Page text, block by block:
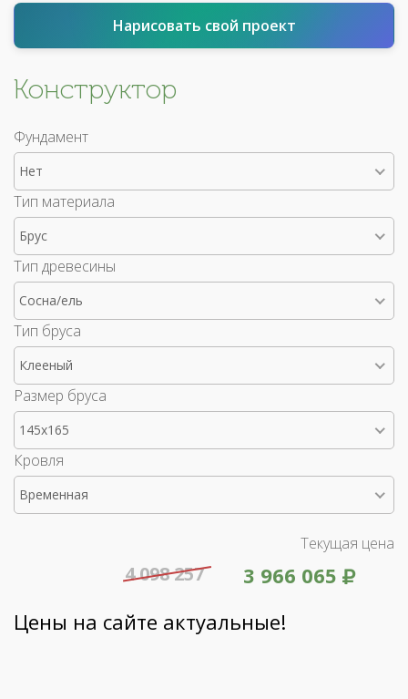
Нарисовать свой проект
Конструктор
Фундамент
Нет
Тип материала
Брус
Тип древесины
Сосна/ель
Тип бруса
Клееный
Размер бруса
145x165
Кровля
Временная
Текущая цена
3 966 065
4 098 257
Цены на сайте актуальные!